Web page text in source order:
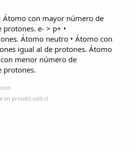
Átomo con mayor número de
e- > p+ •
Átomo neutro • Átomo con
igual al de protones. Átomo
menor número de
protones.
en preudd.udd.cl